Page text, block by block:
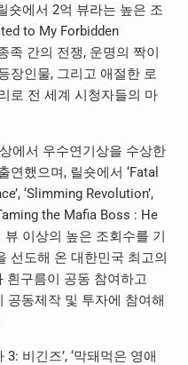
숏에서 2억 뷰라는 높은 조
to My Forbidden
족 간의 전쟁, 운명의 짝이
장인물, 그리고 애절한 로
로 전 세계 시청자들의 마
에서 우수연기상을 수상한
했으며, 릴숏에서 ‘Fatal
‘Slimming Revolution’,
the Mafia Boss : He
이상의 높은 조회수를 기
선도해 온 대한민국 최고의
흰구름이 공동 참여하고
공동제작 및 투자에 참여해
3: 비긴즈’, ‘막돼먹은 영애